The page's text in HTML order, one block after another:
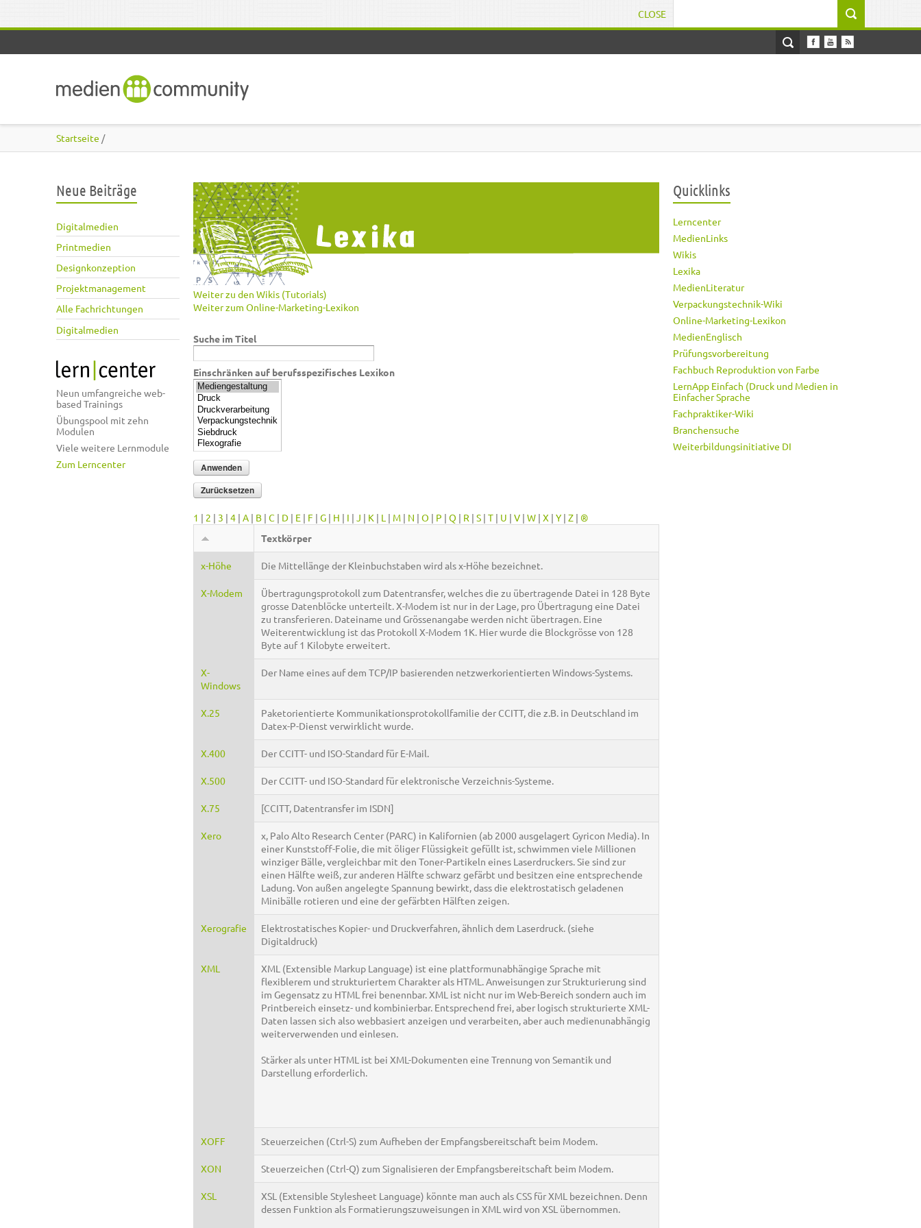
CLOSE
Startseite /
Neue Beiträge
Digitalmedien
Printmedien
Designkonzeption
Projektmanagement
Alle Fachrichtungen
Digitalmedien
Neun umfangreiche web-
based Trainings
Übungspool mit zehn
Modulen
Viele weitere Lernmodule
Zum Lerncenter
Weiter zu den Wikis (Tutorials)
Weiter zum Online-Marketing-Lexikon
Suche im Titel
Einschränken auf berufsspezifisches Lexikon
1 | 2 | 3 | 4 | A | B | C | D | E | F | G | H | I | J | K | L | M | N | O | P | Q | R | S | T | U | V | W | X | Y | Z | ®
Textkörper
x-Höhe Die Mittellänge der Kleinbuchstaben wird als x-Höhe bezeichnet.
X-Modem
Übertragungsprotokoll zum Datentransfer, welches die zu übertragende Datei in 128 Byte
grosse Datenblöcke unterteilt. X-Modem ist nur in der Lage, pro Übertragung eine Datei
zu transferieren. Dateiname und Grössenangabe werden nicht übertragen. Eine
Weiterentwicklung ist das Protokoll X-Modem 1K. Hier wurde die Blockgrösse von 128
Byte auf 1 Kilobyte erweitert.
X-
Windows
Der Name eines auf dem TCP/IP basierenden netzwerkorientierten Windows-Systems.
X.25
Paketorientierte Kommunikationsprotokollfamilie der CCITT, die z.B. in Deutschland im
Datex-P-Dienst verwirklicht wurde.
X.400 Der CCITT- und ISO-Standard für E-Mail.
X.500 Der CCITT- und ISO-Standard für elektronische Verzeichnis-Systeme.
X.75 [CCITT, Datentransfer im ISDN]
Xero
x, Palo Alto Research Center (PARC) in Kalifornien (ab 2000 ausgelagert Gyricon Media). In
einer Kunststoff-Folie, die mit öliger Flüssigkeit gefüllt ist, schwimmen viele Millionen
winziger Bälle, vergleichbar mit den Toner-Partikeln eines Laserdruckers. Sie sind zur
einen Hälfte weiß, zur anderen Hälfte schwarz gefärbt und besitzen eine entsprechende
Ladung. Von außen angelegte Spannung bewirkt, dass die elektrostatisch geladenen
Minibälle rotieren und eine der gefärbten Hälften zeigen.
Xerografie
Elektrostatisches Kopier- und Druckverfahren, ähnlich dem Laserdruck. (siehe
Digitaldruck)
XML
XML (Extensible Markup Language) ist eine plattformunabhängige Sprache mit
flexiblerem und strukturiertem Charakter als HTML. Anweisungen zur Strukturierung sind
im Gegensatz zu HTML frei benennbar. XML ist nicht nur im Web-Bereich sondern auch im
Printbereich einsetz- und kombinierbar. Entsprechend frei, aber logisch strukturierte XML-
Daten lassen sich also webbasiert anzeigen und verarbeiten, aber auch medienunabhängig
weiterverwenden und einlesen.
Stärker als unter HTML ist bei XML-Dokumenten eine Trennung von Semantik und
Darstellung erforderlich.
XOFF Steuerzeichen (Ctrl-S) zum Aufheben der Empfangsbereitschaft beim Modem.
XON Steuerzeichen (Ctrl-Q) zum Signalisieren der Empfangsbereitschaft beim Modem.
XSL
XSL (Extensible Stylesheet Language) könnte man auch als CSS für XML bezeichnen. Denn
dessen Funktion als Formatierungszuweisungen in XML wird von XSL übernommen.
Quicklinks
Lerncenter
MedienLinks
Wikis
Lexika
MedienLiteratur
Verpackungstechnik-Wiki
Online-Marketing-Lexikon
MedienEnglisch
Prüfungsvorbereitung
Fachbuch Reproduktion von Farbe
LernApp Einfach (Druck und Medien in
Einfacher Sprache
Fachpraktiker-Wiki
Branchensuche
Weiterbildungsinitiative DI